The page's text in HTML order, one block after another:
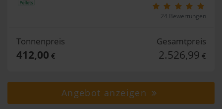
24 Bewertungen
Tonnenpreis
412,00 €
Gesamtpreis
2.526,99 €
Angebot anzeigen